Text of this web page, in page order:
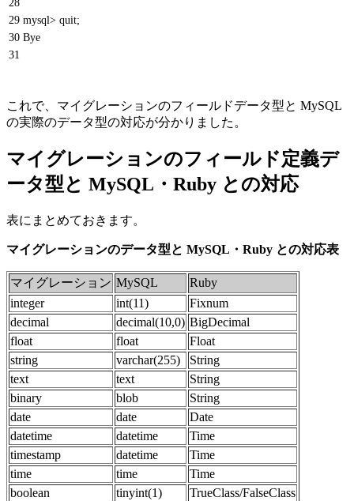
28
29
30
31
mysql> quit;
Bye
これで、マイグレーションのフィールドデータ型と MySQL
の実際のデータ型の対応が分かりました。
マイグレーションのフィールド定義デ
ータ型と MySQL・Ruby との対応
表にまとめておきます。
マイグレーションのデータ型と MySQL・Ruby との対応表
マイグレーション MySQL
Ruby
integer
int(11)
Fixnum
decimal
decimal(10,0) BigDecimal
float
float
Float
string
varchar(255)
String
text
text
String
binary
blob
String
date
date
Date
datetime
datetime
Time
timestamp
datetime
Time
time
time
Time
boolean
tinyint(1) TrueClass/FalseClass